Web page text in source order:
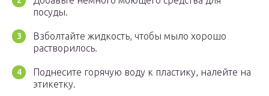
посуды.
Взболтайте жидкость, чтобы мыло хорошо
растворилось.
Поднесите горячую воду к пластику, налейте на
этикетку.